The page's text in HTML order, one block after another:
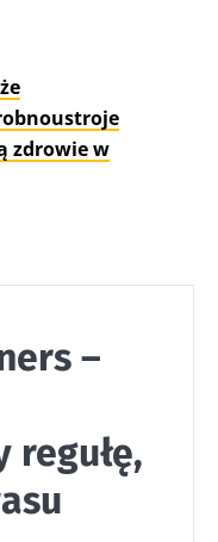
zdrowie w
–
regułę,
i raz w
aby być na
o